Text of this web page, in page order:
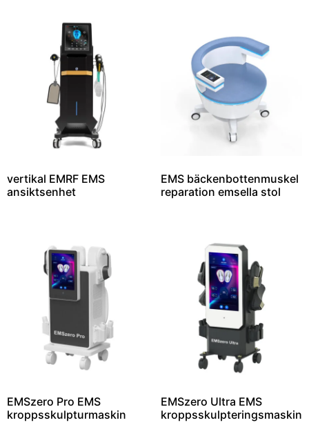
vertikal EMRF EMS
ansiktsenhet
EMS bäckenbottenmuskel
reparation emsella stol
EMSzero Pro EMS
kroppsskulpturmaskin
EMSzero Ultra EMS
kroppsskulpteringsmaskin